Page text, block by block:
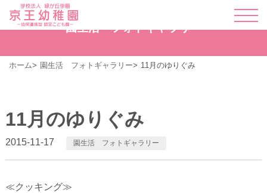
園生活 フォトギャラリー
ホーム 園生活 フォトギャラリー 11月のゆりぐみ
11月のゆりぐみ
2015-11-17 園生活 フォトギャラリー
≪クッキング≫